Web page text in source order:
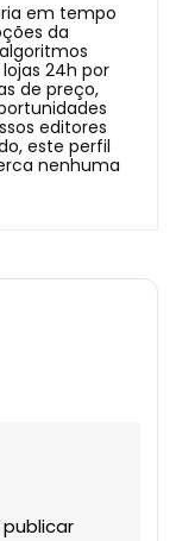
em tempo
da
24h por
de preço,
editores
este perfil
nenhuma